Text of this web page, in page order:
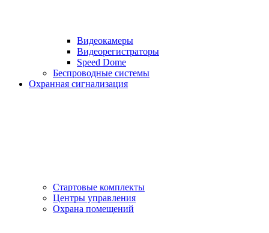
Видеокамеры
Видеорегистраторы
Speed Dome
Беспроводные системы
Охранная сигнализация
Стартовые комплекты
Центры управления
Охрана помещений